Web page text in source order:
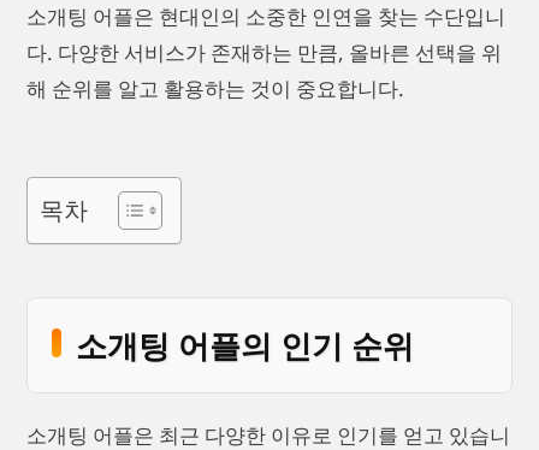
소개팅 어플은 현대인의 소중한 인연을 찾는 수단입니
다. 다양한 서비스가 존재하는 만큼, 올바른 선택을 위
해 순위를 알고 활용하는 것이 중요합니다.
목차
소개팅 어플의 인기 순위
소개팅 어플은 최근 다양한 이유로 인기를 얻고 있습니